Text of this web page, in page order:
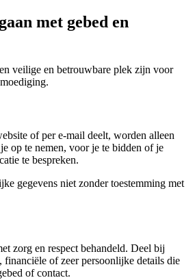
met gebed en
veilige en betrouwbare plek zijn voor
of per e-mail deelt, worden alleen
op te nemen, voor je te bidden of je
te bespreken.
gegevens niet zonder toestemming met
zorg en respect behandeld. Deel bij
financiële of zeer persoonlijke details die
of contact.